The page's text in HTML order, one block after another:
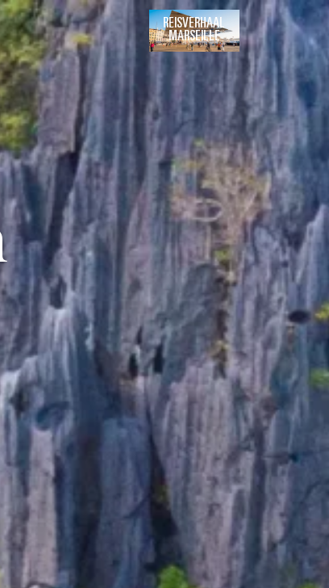
REISVERHAAL
MARSEILLE